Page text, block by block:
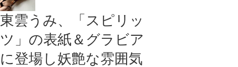
東雲うみ、「スピリッ
ツ」の表紙＆グラビア
に登場し妖艶な雰囲気